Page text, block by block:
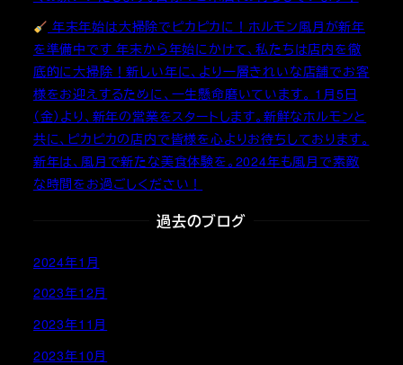
年末年始は大掃除でピカピカに！ホルモン風月が新年
を準備中です 年末から年始にかけて、私たちは店内を徹
底的に大掃除！新しい年に、より一層きれいな店舗でお客
様をお迎えするために、一生懸命磨いています。 1月5日
（金）より、新年の営業をスタートします。新鮮なホルモンと
共に、ピカピカの店内で皆様を心よりお待ちしております。
新年は、風月で新たな美食体験を。2024年も風月で素敵
な時間をお過ごしください！
過去のブログ
2024年1月
2023年12月
2023年11月
2023年10月